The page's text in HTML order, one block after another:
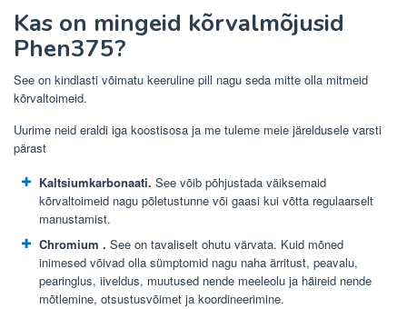
Kas on mingeid kõrvalmõjusid
Phen375?
See on kindlasti võimatu keeruline pill nagu seda mitte olla mitmeid
kõrvaltoimeid.
Uurime neid eraldi iga koostisosa ja me tuleme meie järeldusele varsti
pärast
Kaltsiumkarbonaati. See võib põhjustada väiksemaid
kõrvaltoimeid nagu põletustunne või gaasi kui võtta regulaarselt
manustamist.
Chromium . See on tavaliselt ohutu värvata. Kuid mõned
inimesed võivad olla sümptomid nagu naha ärritust, peavalu,
pearinglus, iiveldus, muutused nende meeleolu ja häireid nende
mõtlemine, otsustusvõimet ja koordineerimine.